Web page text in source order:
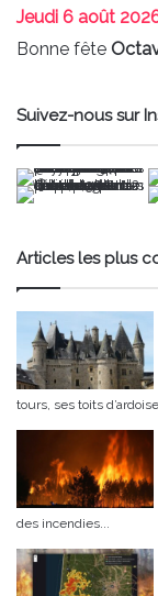
Jeudi 6 août
Bonne fête
Suivez-nous sur
Articles les plus
tours, ses toits
des incendies...